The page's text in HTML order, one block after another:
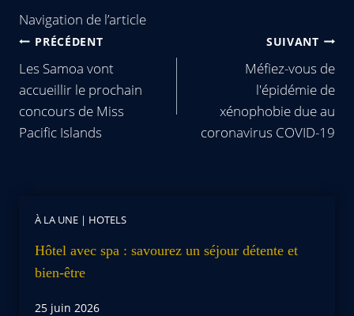
Navigation de l’article
PRÉCÉDENT
Les Samoa vont
accueillir le prochain
concours de Miss
Pacific Islands
SUIVANT
Méfiez-vous de
l'épidémie de
xénophobie due au
coronavirus COVID-19
À LA UNE | HOTELS
Hôtel avec spa : savourez un séjour détente et
bien-être
25 juin 2026